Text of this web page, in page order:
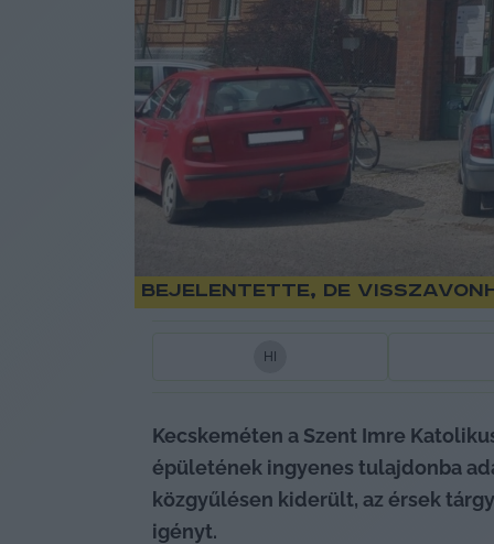
Bejelentette, de
H
Kecskeméten a Szent Imre
épületének ingyenes tulajdonba
közgyűlésen kiderült, az érsek
igényt.